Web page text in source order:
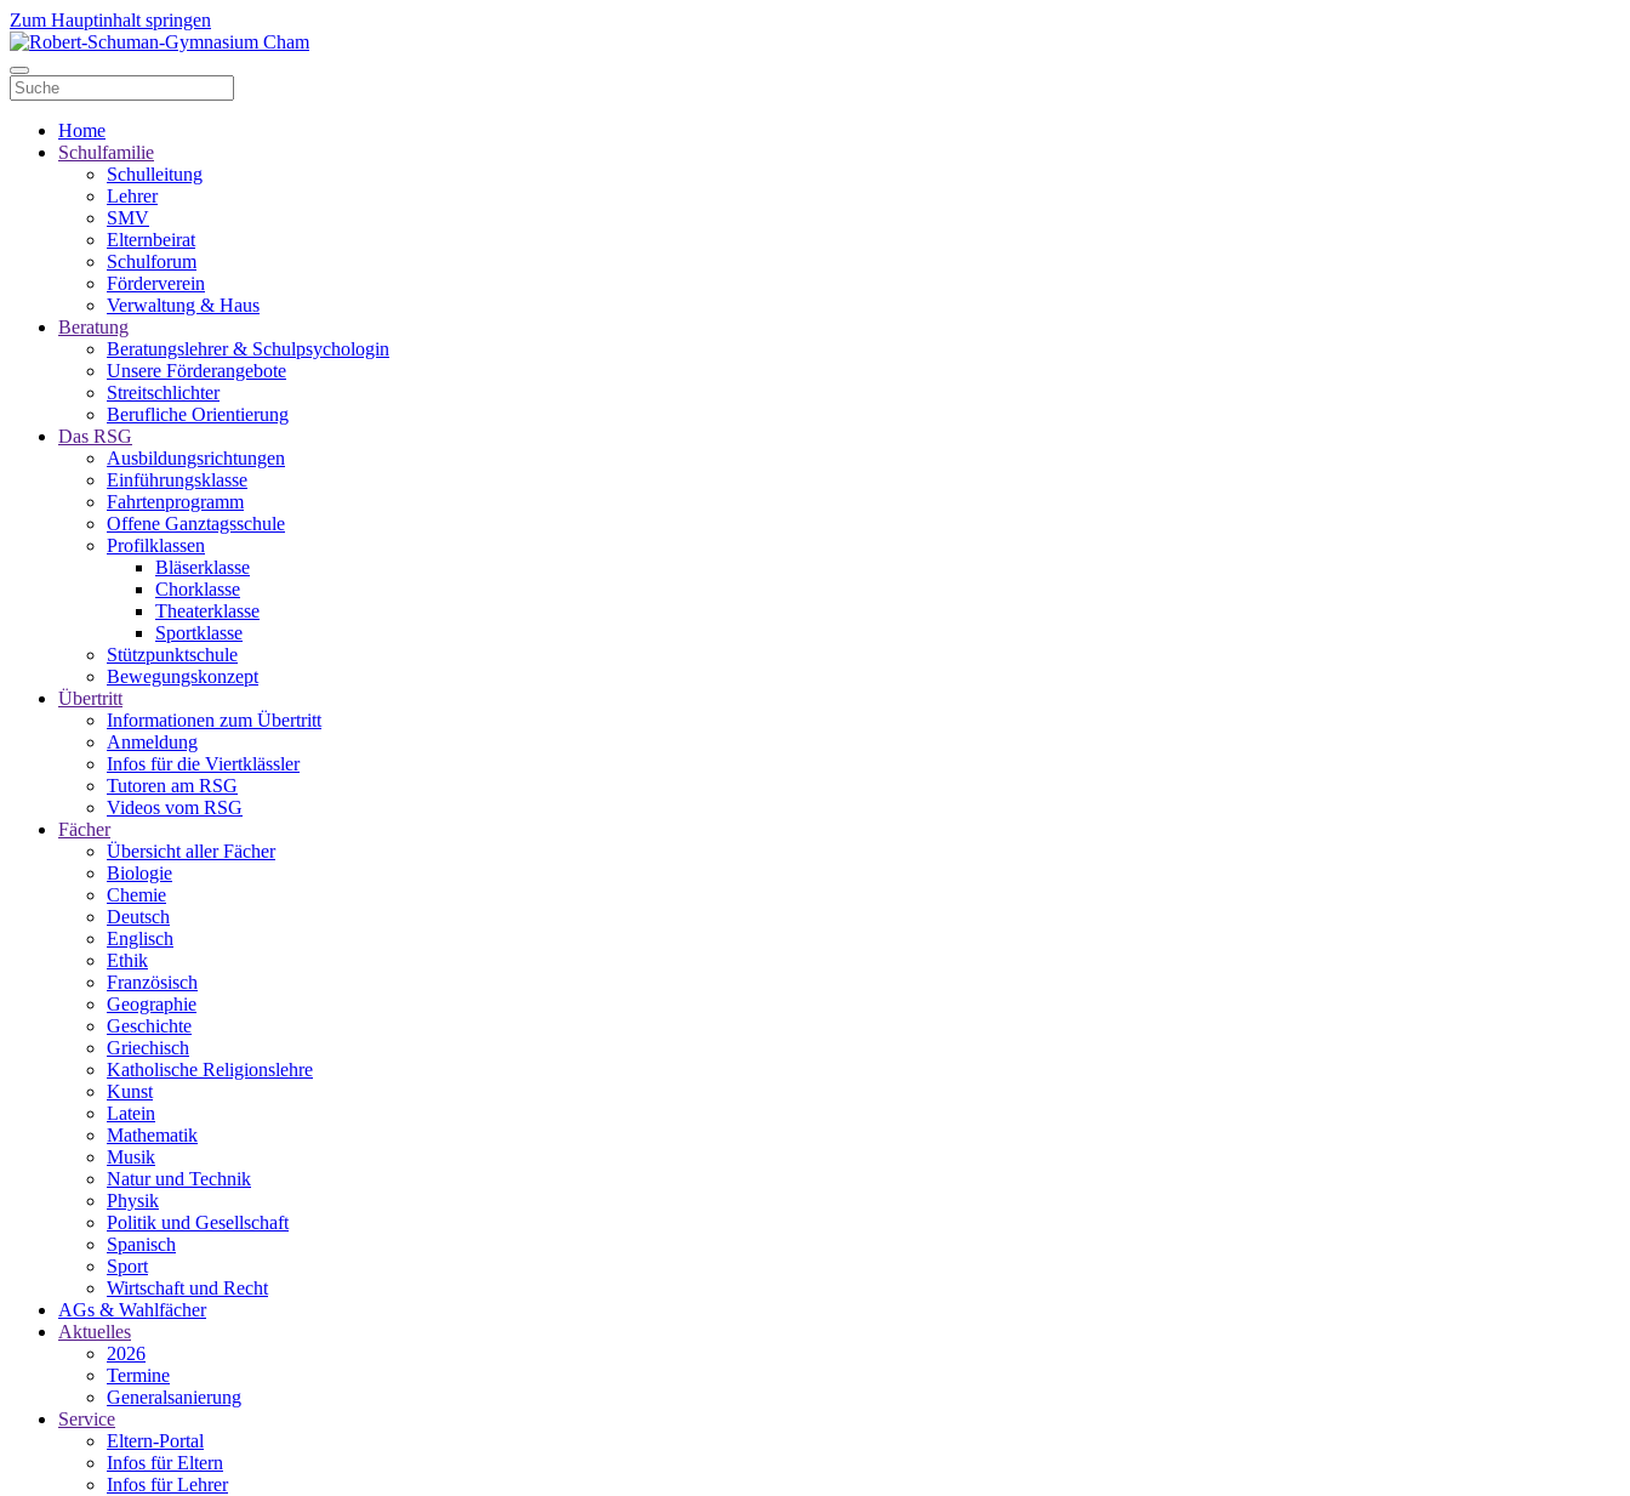
Zum Hauptinhalt springen
Home
Schulfamilie
Schulleitung
Lehrer
SMV
Elternbeirat
Schulforum
Förderverein
Verwaltung & Haus
Beratung
Beratungslehrer & Schulpsychologin
Unsere Förderangebote
Streitschlichter
Berufliche Orientierung
Das RSG
Ausbildungsrichtungen
Einführungsklasse
Fahrtenprogramm
Offene Ganztagsschule
Profilklassen
Bläserklasse
Chorklasse
Theaterklasse
Sportklasse
Stützpunktschule
Bewegungskonzept
Übertritt
Informationen zum Übertritt
Anmeldung
Infos für die Viertklässler
Tutoren am RSG
Videos vom RSG
Fächer
Übersicht aller Fächer
Biologie
Chemie
Deutsch
Englisch
Ethik
Französisch
Geographie
Geschichte
Griechisch
Katholische Religionslehre
Kunst
Latein
Mathematik
Musik
Natur und Technik
Physik
Politik und Gesellschaft
Spanisch
Sport
Wirtschaft und Recht
AGs & Wahlfächer
Aktuelles
2026
Termine
Generalsanierung
Service
Eltern-Portal
Infos für Eltern
Infos für Lehrer